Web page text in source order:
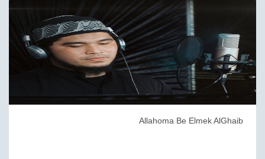
Allahoma Be Elmek AlGhaib